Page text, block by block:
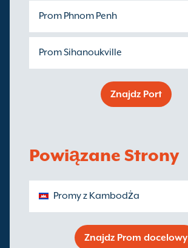
Prom Phnom Penh
Prom Sihanoukville
Znajdz Port
Powiązane Strony
Promy z Kambodża
Znajdz Prom docelowy